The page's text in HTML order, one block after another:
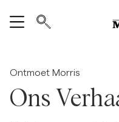
Winkel
Ontmoet Morris
Ons